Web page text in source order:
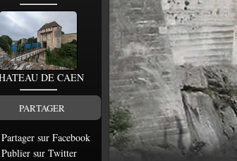
DE CAEN
PARTAGER
Partager sur Facebook
Publier sur Twitter